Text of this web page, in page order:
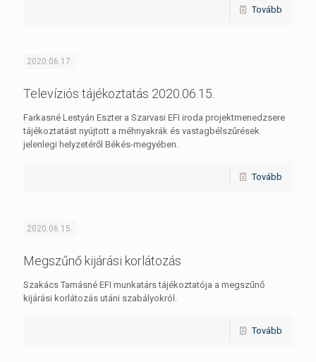
Tovább
2020.06.17.
Televíziós tájékoztatás 2020.06.15.
Farkasné Lestyán Eszter a Szarvasi EFI iroda projektmenedzsere
tájékoztatást nyújtott a méhnyakrák és vastagbélszűrések
jelenlegi helyzetéről Békés-megyében.
Tovább
2020.06.15.
Megszűnő kijárási korlátozás
Szakács Tamásné EFI munkatárs tájékoztatója a megszűnő
kijárási korlátozás utáni szabályokról.
Tovább